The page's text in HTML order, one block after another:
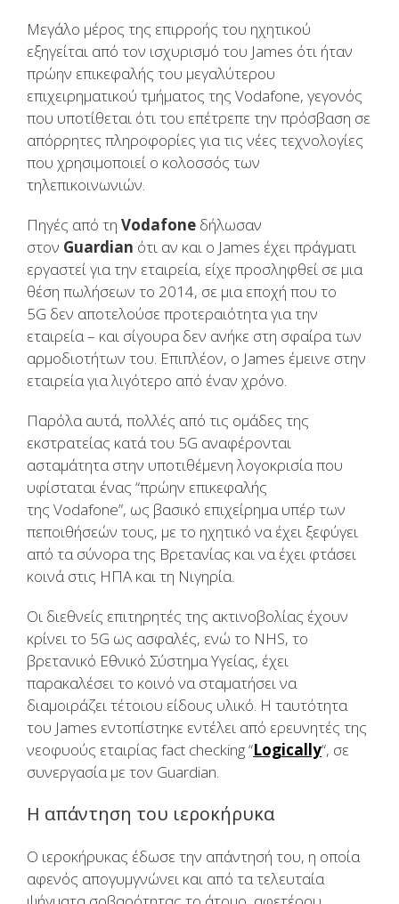
Μεγάλο μέρος της επιρροής του ηχητικού
εξηγείται από τον ισχυρισμό του James ότι ήταν
πρώην επικεφαλής του μεγαλύτερου
επιχειρηματικού τμήματος της Vodafone, γεγονός
που υποτίθεται ότι του επέτρεπε την πρόσβαση σε
απόρρητες πληροφορίες για τις νέες τεχνολογίες
που χρησιμοποιεί ο κολοσσός των
τηλεπικοινωνιών.
Πηγές από τη Vodafone δήλωσαν
στον Guardian ότι αν και ο James έχει πράγματι
εργαστεί για την εταιρεία, είχε προσληφθεί σε μια
θέση πωλήσεων το 2014, σε μια εποχή που το
5G δεν αποτελούσε προτεραιότητα για την
εταιρεία – και σίγουρα δεν ανήκε στη σφαίρα των
αρμοδιοτήτων του. Επιπλέον, ο James έμεινε στην
εταιρεία για λιγότερο από έναν χρόνο.
Παρόλα αυτά, πολλές από τις ομάδες της
εκστρατείας κατά του 5G αναφέρονται
ασταμάτητα στην υποτιθέμενη λογοκρισία που
υφίσταται ένας “πρώην επικεφαλής
της Vodafone”, ως βασικό επιχείρημα υπέρ των
πεποιθήσεών τους, με το ηχητικό να έχει ξεφύγει
από τα σύνορα της Βρετανίας και να έχει φτάσει
κοινά στις ΗΠΑ και τη Νιγηρία.
Οι διεθνείς επιτηρητές της ακτινοβολίας έχουν
κρίνει το 5G ως ασφαλές, ενώ το NHS, το
βρετανικό Εθνικό Σύστημα Υγείας, έχει
παρακαλέσει το κοινό να σταματήσει να
διαμοιράζει τέτοιου είδους υλικό. Η ταυτότητα
του James εντοπίστηκε εντέλει από ερευνητές της
νεοφυούς εταιρίας fact checking “Logically“, σε
συνεργασία με τον Guardian.
Η απάντηση του ιεροκήρυκα
Ο ιεροκήρυκας έδωσε την απάντησή του, η οποία
αφενός απογυμγνώνει και από τα τελευταία